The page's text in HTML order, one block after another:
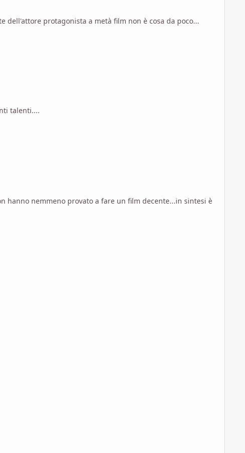
protagonista a metà film non è cosa da poco...
talenti....
hanno nemmeno provato a fare un film decente...in sintesi è